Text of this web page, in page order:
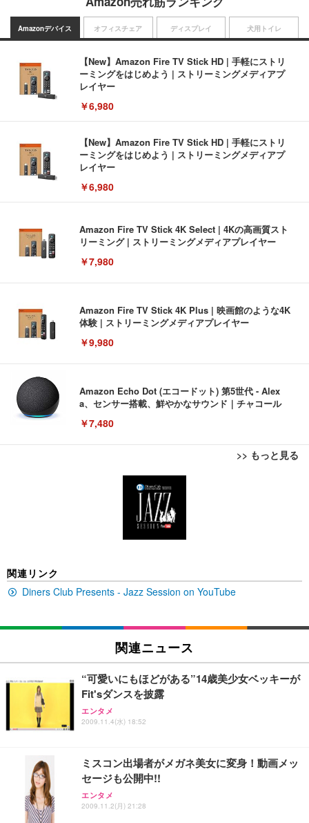
Amazonデバイス
【New】Amazon Fire TV Stick HD | 手軽にストリ
ーミングをはじめよう | ストリーミングメディアプ
レイヤー
￥6,980
【New】Amazon Fire TV Stick HD | 手軽にストリ
ーミングをはじめよう | ストリーミングメディアプ
レイヤー
￥6,980
Amazon Fire TV Stick 4K Select | 4Kの高画質スト
リーミング | ストリーミングメディアプレイヤー
￥7,980
Amazon Fire TV Stick 4K Plus | 映画館のような4K
体験 | ストリーミングメディアプレイヤー
￥9,980
Amazon Echo Dot (エコードット) 第5世代 - Alex
a、センサー搭載、鮮やかなサウンド｜チャコール
￥7,480
>> もっと見る
オフィスチェア
[EdoErgo] オフィスチェア 椅子 テレワーク 疲れな
い 跳ね上げ式アームレスト コンパクト 約105度ロッ
キング pc 事務椅子 360度回転 座面昇降 強化ナイロ
ン樹脂ベース 通気性メッシュ 在宅ワーク H-WY01
(黒網+黒枠+黒足)
ュチェア 人間工学 疲れない ブラック
Sezlife オフィスチェア デスクチェア 疲れない テレ
ワーク チェア 強化バックレスト 30度ロッキング機
レスト 3Dヘッドレスト ハンガー付き 高反発クッシ
ョン PCチェア 通気性メッシュ ゲーミング/勉強/事
務用 おしゃれ パソコンチェア (ブラック)
￥7,680
Sezlife オフィスチェア デスクチェア 疲れない テレ
レスト 3Dヘッドレスト ハンガー付き 高反発クッシ
ョン PCチェア 通気性メッシュ ゲーミング/勉強/事
務用 おしゃれ パソコンチェア (ホワイト)
￥7,680
ANDWINT オフィスチェア デスクチェア 肘なし メ
ディスプレイ
EIZO ビジネス向けプレミアムモニター | FlexScan
EV3240X-WT | 31.5型4K UHD・USB Type-C・ホワ
イト
【純正品】27"ゲーミングモニター DualSense 充電
フック付き（CFI-ZDM1J）
￥49,979
【整備済み品】Dell E2724HS 27インチ 液晶モニタ
応 ComfortView ビジネス向け
￥15,800
【MiniLED/24.5inch/280Hz/FHD】GRAPHT THE S
犬用トイレ
Amazonベーシック ペットシーツ 薄型 レギュラー 1
回使い捨て 無香料 ホワイト 300枚
x2袋(84枚) ホワイト(吸収面:ライトブルー)
ネオ・ルーライフ ネオ・オムツ L 中型犬用 26枚入
り 単品
￥1,800
Smart Basic(スマートベーシック) 【Amazon.co.jp
￥3,670
アイリスオーヤマ ペットシーツ 超厚型 お徳用 レギ
関連リンク
Diners Club Presents - Jazz Session on YouTube
関連ニュース
“可愛いにもほどがある”14歳美少女ベッキーが
Fit'sダンスを披露
エンタメ
2009.11.4(水) 18:52
ミスコン出場者がメガネ美女に変身！動画メッ
セージも公開中!!
エンタメ
2009.11.2(月) 21:28